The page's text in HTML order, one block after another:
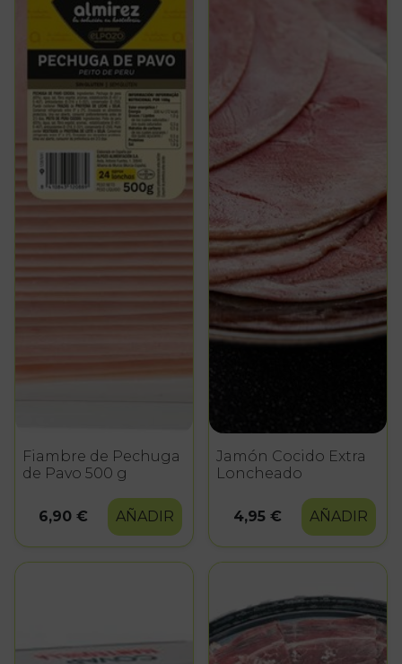
Fiambre de Pechuga
de Pavo 500 g
6,90 € AÑADIR
Jamón Cocido Extra
Loncheado
4,95 € AÑADIR